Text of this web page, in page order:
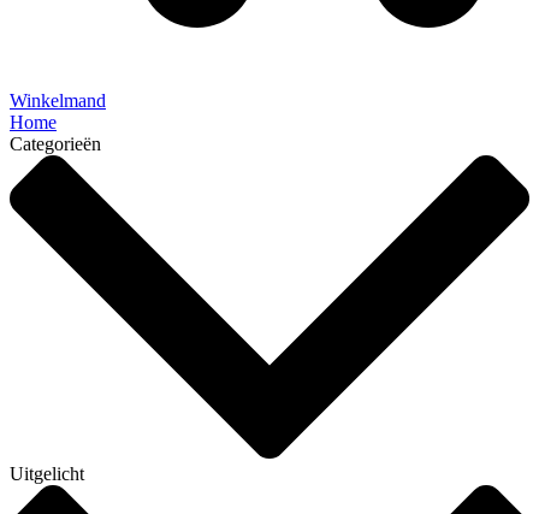
Winkelmand
Home
Categorieën
Uitgelicht